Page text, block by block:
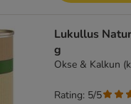
Lukullus
g
Okse & Kalkun
Rating: 5/5